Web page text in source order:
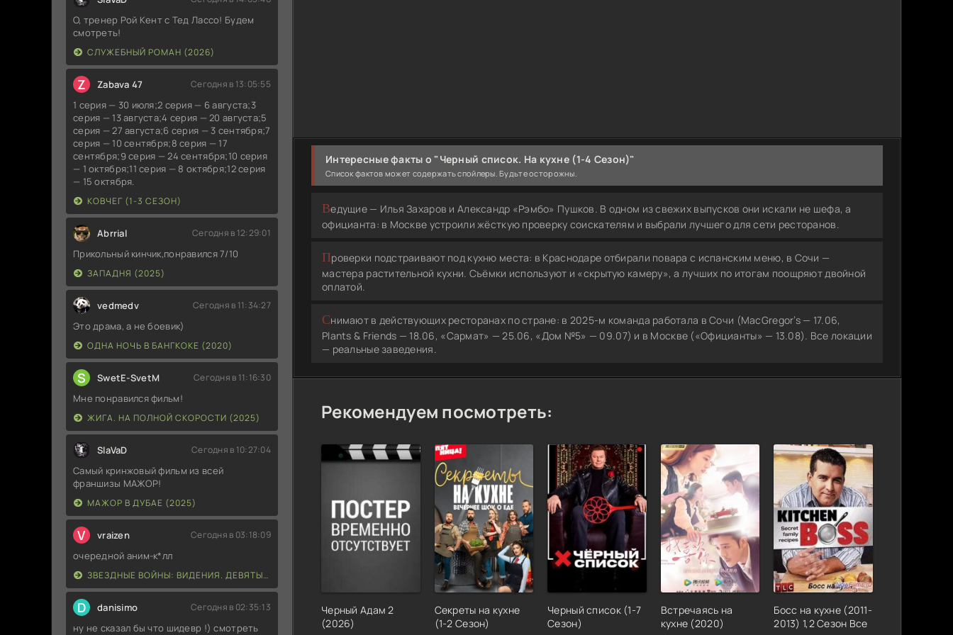
О, тренер Рой Кент с Тед Лассо! Будем
смотреть!
СЛУЖЕБНЫЙ РОМАН (2026)
Z Zabava 47 Сегодня в 13:05:55
1 серия — 30 июля;2 серия — 6 августа;3
серия — 13 августа;4 серия — 20 августа;5
серия — 27 августа;6 серия — 3 сентября;7
серия — 10 сентября;8 серия — 17
сентября;9 серия — 24 сентября;10 серия
— 1 октября;11 серия — 8 октября;12 серия
— 15 октября.
КОВЧЕГ (1-3 СЕЗОН)
Abrrial Сегодня в 12:29:01
Прикольный кинчик,понравился 7/10
ЗАПАДНЯ (2025)
vedmedv Сегодня в 11:34:27
Это драма, а не боевик)
ОДНА НОЧЬ В БАНГКОКЕ (2020)
S SwetE-SvetM Сегодня в 11:16:30
Мне понравился фильм!
ЖИГА. НА ПОЛНОЙ СКОРОСТИ (2025)
SlaVaD Сегодня в 10:27:04
Самый кринжовый фильм из всей
франшизы МАЖОР!
МАЖОР В ДУБАЕ (2025)
V vraizen Сегодня в 03:18:09
очередной аним-к*лл
ЗВЕЗДНЫЕ ВОЙНЫ: ВИДЕНИЯ. ДЕВЯТЫЙ ДЖЕДАЙ (2026)
D danisimo Сегодня в 02:35:13
ну не сказал бы что шидевр !) смотреть
Интересные факты о "Черный список. На кухне (1-4 Сезон)"
Список фактов может содержать спойлеры. Будьте осторожны.
Ведущие — Илья Захаров и Александр «Рэмбо» Пушков. В одном из свежих выпусков они искали не шефа, а
официанта: в Москве устроили жёсткую проверку соискателям и выбрали лучшего для сети ресторанов.
Проверки подстраивают под кухню места: в Краснодаре отбирали повара с испанским меню, в Сочи —
мастера растительной кухни. Съёмки используют и «скрытую камеру», а лучших по итогам поощряют двойной
оплатой.
Снимают в действующих ресторанах по стране: в 2025-м команда работала в Сочи (MacGregor’s — 17.06,
Plants & Friends — 18.06, «Сармат» — 25.06, «Дом №5» — 09.07) и в Москве («Официанты» — 13.08). Все локации
— реальные заведения.
Рекомендуем посмотреть:
Черный Адам 2
(2026)
Секреты на кухне
(1-2 Сезон)
Черный список (1-7
Сезон)
Встречаясь на
кухне (2020)
Босс на кухне (2011-
2013) 1,2 Сезон Все